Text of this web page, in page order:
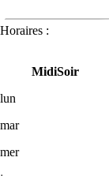
Horaires :
MidiSoir
lun
mar
mer